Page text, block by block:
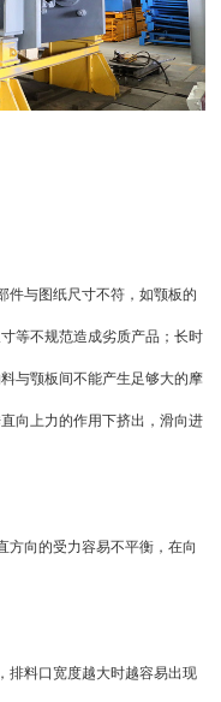
与图纸尺寸不符，如颚板的
等不规范造成劣质产品；长时
与颚板间不能产生足够大的摩
向上力的作用下挤出，滑向进
向的受力容易不平衡，在向
料口宽度越大时越容易出现